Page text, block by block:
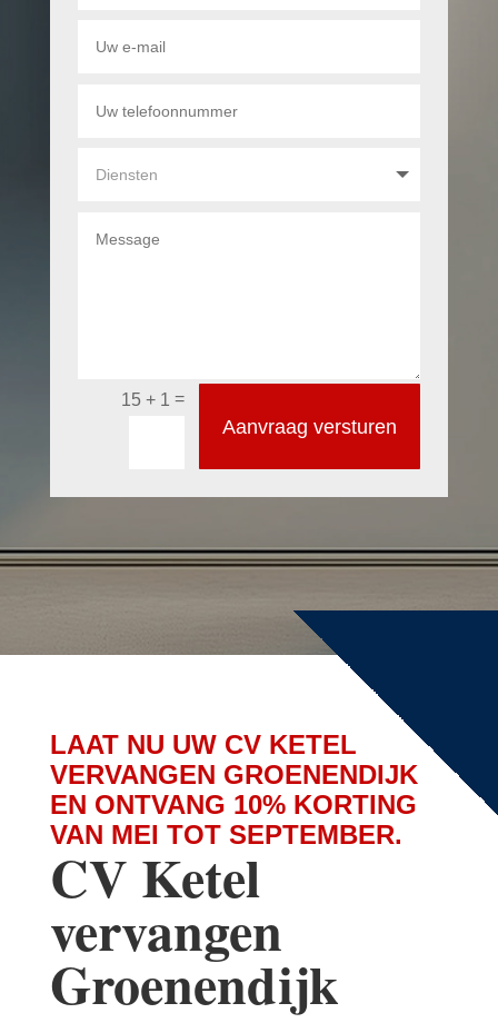
15 + 1 =
Aanvraag versturen
LAAT NU UW CV KETEL
VERVANGEN GROENENDIJK
EN ONTVANG 10% KORTING
VAN MEI TOT SEPTEMBER.
CV Ketel
vervangen
Groenendijk